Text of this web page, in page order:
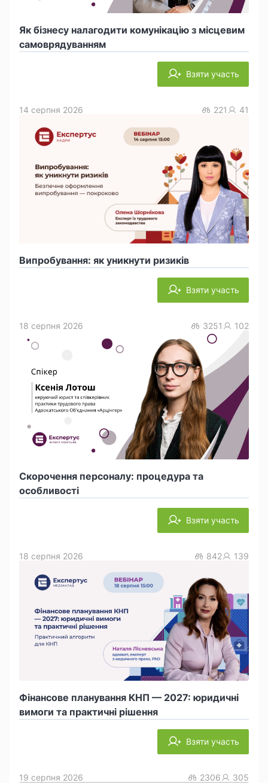
Як бізнесу налагодити комунікацію з місцевим
самоврядуванням
Взяти участь
Випробування: як уникнути ризиків
14 серпня 2026 221 41
Взяти участь
Скорочення персоналу: процедура та
особливості
18 серпня 2026 3251 102
Взяти участь
Фінансове планування КНП — 2027: юридичні
вимоги та практичні рішення
18 серпня 2026 842 139
Взяти участь
19 серпня 2026 2306 305